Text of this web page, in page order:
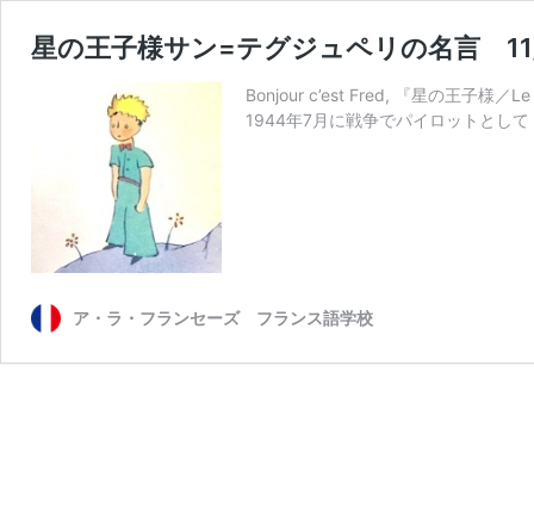
星の王子様サン=テグジュペリの名言
Bonjour c’est Fred, 『星の王子様／
1944年7月に戦争でパイロットとし
ア・ラ・フランセーズ フランス語学校